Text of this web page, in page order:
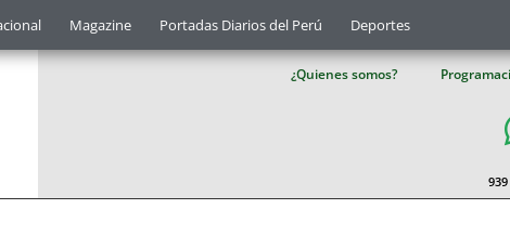
Magazine Portadas Diarios del Perú Deportes
¿Quienes somos?